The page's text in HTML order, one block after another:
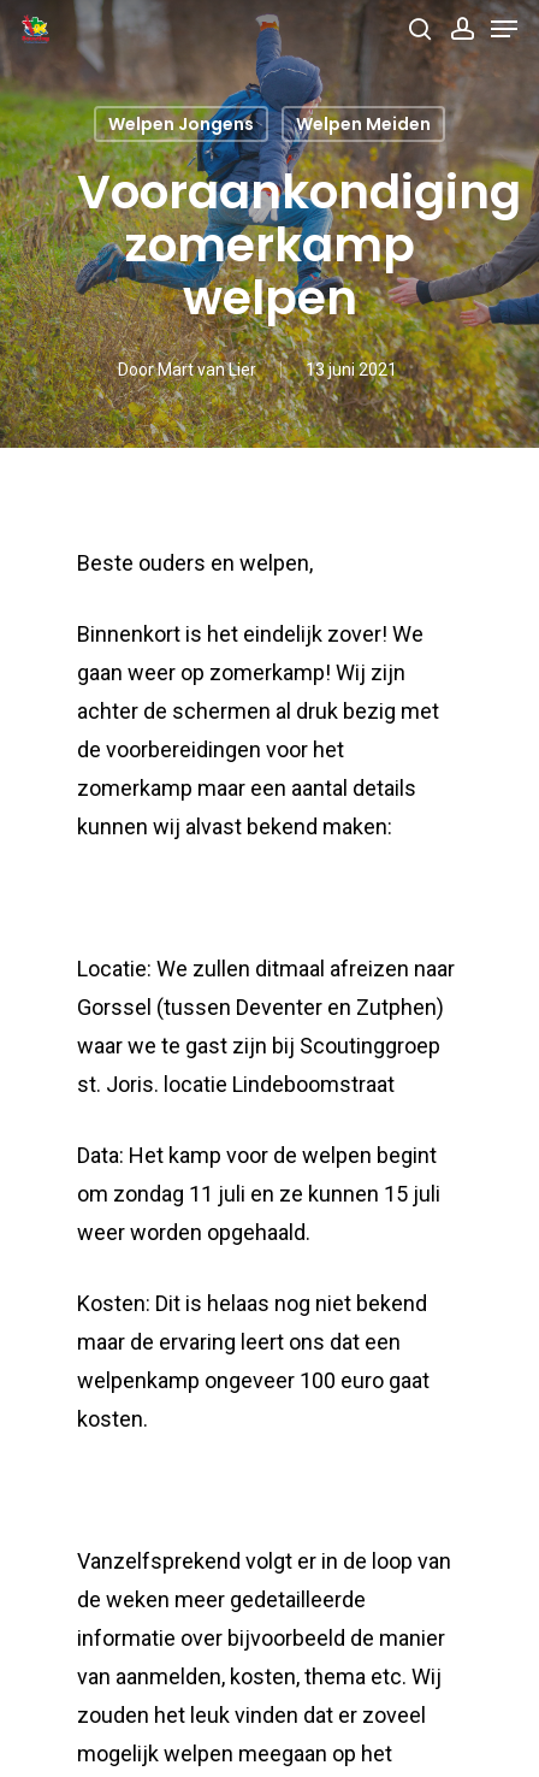
Skip
to
main
content
search
Welpen Jongens Welpen Meiden
Vooraankondiging
zomerkamp
welpen
DoorMart van Lier 13 juni 2021
Beste ouders en welpen,
Binnenkort is het eindelijk zover! We
gaan weer op zomerkamp! Wij zijn
achter de schermen al druk bezig met
de voorbereidingen voor het
zomerkamp maar een aantal details
kunnen wij alvast bekend maken:
Locatie: We zullen ditmaal afreizen naar
Gorssel (tussen Deventer en Zutphen)
waar we te gast zijn bij Scoutinggroep
st. Joris. locatie Lindeboomstraat
Data: Het kamp voor de welpen begint
om zondag 11 juli en ze kunnen 15 juli
weer worden opgehaald.
Kosten: Dit is helaas nog niet bekend
maar de ervaring leert ons dat een
welpenkamp ongeveer 100 euro gaat
kosten.
Vanzelfsprekend volgt er in de loop van
de weken meer gedetailleerde
informatie over bijvoorbeeld de manier
van aanmelden, kosten, thema etc. Wij
zouden het leuk vinden dat er zoveel
mogelijk welpen meegaan op het